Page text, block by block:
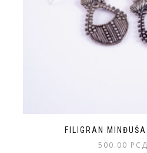
FILIGRAN
500.00 РСД